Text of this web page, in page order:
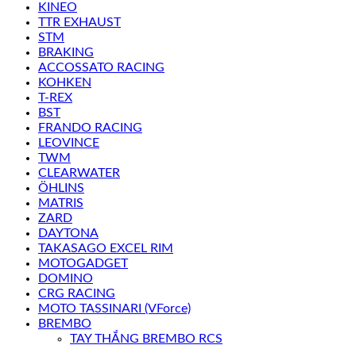
KINEO
TTR EXHAUST
STM
BRAKING
ACCOSSATO RACING
KOHKEN
T-REX
BST
FRANDO RACING
LEOVINCE
TWM
CLEARWATER
ÖHLINS
MATRIS
ZARD
DAYTONA
TAKASAGO EXCEL RIM
MOTOGADGET
DOMINO
CRG RACING
MOTO TASSINARI (VForce)
BREMBO
TAY THẮNG BREMBO RCS